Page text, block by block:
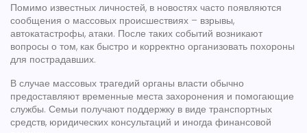
Помимо известных личностей, в новостях часто появляются
сообщения о массовых происшествиях – взрывы,
автокатастрофы, атаки. После таких событий возникают
вопросы о том, как быстро и корректно организовать похороны
для пострадавших.
В случае массовых трагедий органы власти обычно
предоставляют временные места захоронения и помогающие
службы. Семьи получают поддержку в виде транспортных
средств, юридических консультаций и иногда финансовой